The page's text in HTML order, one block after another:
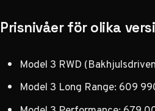
Prisnivåer för olika
Model 3 RWD
Model 3 Long Range: 609